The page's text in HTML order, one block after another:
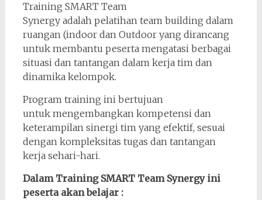
Training SMART Team
Synergy adalah pelatihan team building dalam
ruangan (indoor dan Outdoor yang dirancang
untuk membantu peserta mengatasi berbagai
situasi dan tantangan dalam kerja tim dan
dinamika kelompok.
Program training ini bertujuan
untuk mengembangkan kompetensi dan
keterampilan sinergi tim yang efektif, sesuai
dengan kompleksitas tugas dan tantangan
kerja sehari-hari.
Dalam Training SMART Team Synergy ini
peserta akan belajar :